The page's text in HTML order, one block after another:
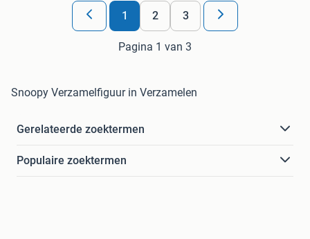
1 2 3
Pagina 1 van 3
Snoopy Verzamelfiguur in Verzamelen
Gerelateerde zoektermen
Populaire zoektermen